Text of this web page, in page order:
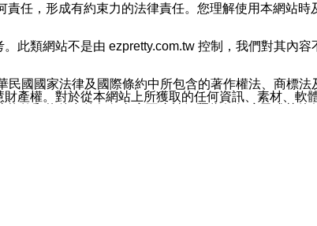
任，形成有約束力的法律責任。您理解使用本網站
此類網站不是由 ezpretty.com.tw 控制，我們對其內
國國家法律及國際條約中所包含的著作權法、商標法
產權。對於從本網站上所獲取的任何資訊、素材、軟